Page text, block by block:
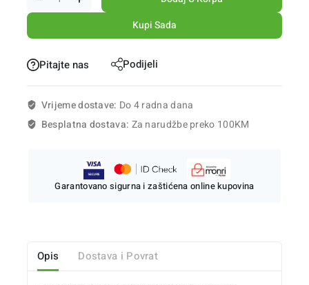
Kupi Sada
Pitajte nas Podijeli
Vrijeme dostave: Do 4 radna dana
Besplatna dostava: Za narudžbe preko 100KM
Garantovano sigurna i zaštićena online kupovina
Opis Dostava i Povrat